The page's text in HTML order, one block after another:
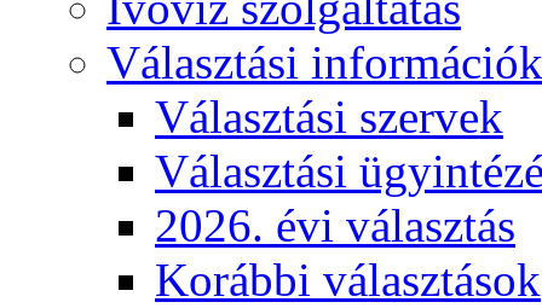
Választási információk
Választási szervek
Választási
2026. évi választás
Korábbi választások